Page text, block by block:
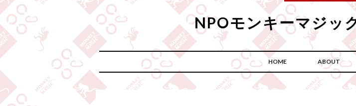
NPOモンキーマジッ
HOME ABOUT